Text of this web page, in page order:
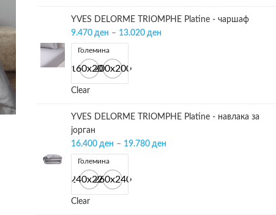
YVES DELORME TRIOMPHE Platine - чаршаф
9.470 ден – 13.020 ден
Големина
160x200200x200
Clear
YVES DELORME TRIOMPHE Platine - навлака за
јорган
16.400 ден – 19.780 ден
Големина
240x220260x240
Clear